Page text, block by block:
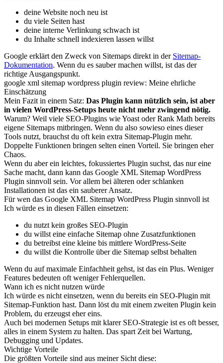
deine Website noch neu ist
du viele Seiten hast
deine interne Verlinkung schwach ist
du Inhalte schnell indexieren lassen willst
Google erklärt den Zweck von Sitemaps direkt in der Sitemap-
Dokumentation. Wenn du es sauber machen willst, ist das der
richtige Ausgangspunkt.
google xml sitemap wordpress plugin review: Meine ehrliche
Einschätzung
Mein Fazit in einem Satz: Das Plugin kann nützlich sein, ist aber
in vielen WordPress-Setups heute nicht mehr zwingend nötig.
Warum? Weil viele SEO-Plugins wie Yoast oder Rank Math bereits
eigene Sitemaps mitbringen. Wenn du also sowieso eines dieser
Tools nutzt, brauchst du oft kein extra Sitemap-Plugin mehr.
Doppelte Funktionen bringen selten einen Vorteil. Sie bringen eher
Chaos.
Wenn du aber ein leichtes, fokussiertes Plugin suchst, das nur eine
Sache macht, dann kann das Google XML Sitemap WordPress
Plugin sinnvoll sein. Vor allem bei älteren oder schlanken
Installationen ist das ein sauberer Ansatz.
Für wen das Google XML Sitemap WordPress Plugin sinnvoll ist
Ich würde es in diesen Fällen einsetzen:
du nutzt kein großes SEO-Plugin
du willst eine einfache Sitemap ohne Zusatzfunktionen
du betreibst eine kleine bis mittlere WordPress-Seite
du willst die Kontrolle über die Sitemap selbst behalten
Wenn du auf maximale Einfachheit gehst, ist das ein Plus. Weniger
Features bedeuten oft weniger Fehlerquellen.
Wann ich es nicht nutzen würde
Ich würde es nicht einsetzen, wenn du bereits ein SEO-Plugin mit
Sitemap-Funktion hast. Dann löst du mit einem zweiten Plugin kein
Problem, du erzeugst eher eins.
Auch bei modernen Setups mit klarer SEO-Strategie ist es oft besser,
alles in einem System zu halten. Das spart Zeit bei Wartung,
Debugging und Updates.
Wichtige Vorteile
Die größten Vorteile sind aus meiner Sicht diese: